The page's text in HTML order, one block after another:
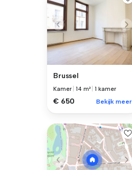
Brussel
Kamer |14 m² |1 kamer
€ 650 Bekijk meer